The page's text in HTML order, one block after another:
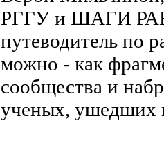
РГГУ и ШАГИ
путеводитель по
можно - как
сообщества и
ученых, ушедших